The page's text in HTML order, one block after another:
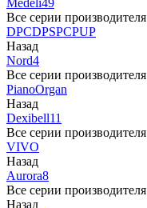
Medeli49
Все серии производителя
DPCDPSPCPUP
Назад
Nord4
Все серии производителя
PianoOrgan
Назад
Dexibell11
Все серии производителя
VIVO
Назад
Aurora8
Все серии производителя
Назад